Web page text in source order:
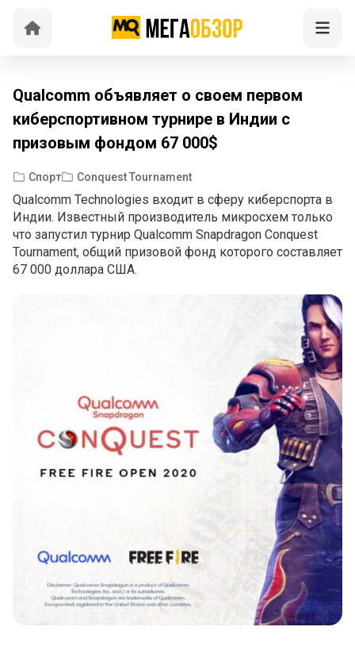
Qualcomm объявляет о своем первом
киберспортивном турнире в Индии с
призовым фондом 67 000$
Спорт Conquest Tournament
Qualcomm Technologies входит в сферу киберспорта в
Индии. Известный производитель микросхем только
что запустил турнир Qualcomm Snapdragon Conquest
Tournament, общий призовой фонд которого составляет
67 000 доллара США.